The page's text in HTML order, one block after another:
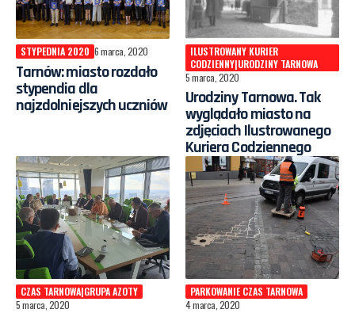
STYPEDNIA 2020 6 marca, 2020
Tarnów: miasto rozdało
stypendia dla
najzdolniejszych uczniów
ILUSTROWANY KURIER
CODZIENNY|URODZINY TARNOWA
5 marca, 2020
Urodziny Tarnowa. Tak
wyglądało miasto na
zdjęciach Ilustrowanego
Kuriera Codziennego
CZAS TARNOWA|GRUPA AZOTY
5 marca, 2020
PARKOWANIE CZAS TARNOWA
4 marca, 2020